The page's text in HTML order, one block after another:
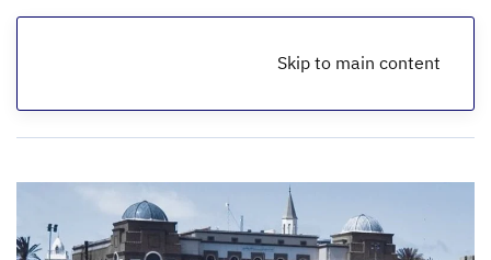
Skip to main content
الرئيسية